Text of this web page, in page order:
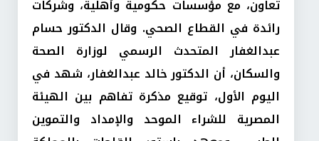
تعاون، مع مؤسسات حكومية وأهلية، وشركات
رائدة في القطاع الصحي. وقال الدكتور حسام
عبدالغفار المتحدث الرسمي لوزارة الصحة
والسكان، أن الدكتور خالد عبدالغفار، شهد في
اليوم الأول، توقيع مذكرة تفاهم بين الهيئة
المصرية للشراء الموحد والإمداد والتموين